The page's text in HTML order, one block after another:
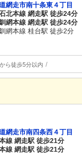
網走市南十条東４丁目
北本線 網走駅 徒歩24分
網本線 網走駅 徒歩24分
釧網本線 桂台駅 徒歩2分
ら徒歩5分以内
網走市南四条西４丁目
線 網走駅 徒歩21分
線 網走駅 徒歩21分